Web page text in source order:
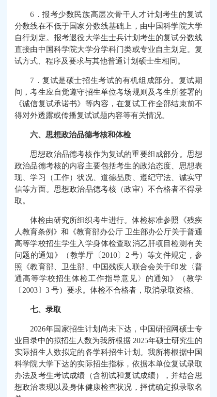
6 ．报考少数民族高层次骨干人才计划考生的复试
分数线在不低于国家分数线基础上，由中国科学院大学
自行划定。报考退役大学生士兵计划考生的复试分数线
直接由中国科学院大学分学科门类或专业自主划定。复
试方式、程序及要求与其他普通计划硕士生相同。
7 ．复试是硕士招生考试的有机组成部分。复试期
间，考生应自觉遵守招生单位考场规则及考生所签署的
《诚信复试承诺书》等内容，在复试工作全部结束前不
得对外透露或传播复试试题内容等有关情况。
六、思想政治品德考核和体检
思想政治品德考核作为复试的重要组成部分。思想
政治品德考核的内容主要包括考生的政治态度、思想表
现、学习（工作）状况、道德品质、遵纪守法、诚实守
信等方面。思想政治品德考核（政审）不合格者不得录
取。
体检由研究所组织考生进行。体检标准参照《残疾
人教育条例》和《教育部办公厅 卫生部办公厅关于普通
高等学校招生学生入学身体检查取消乙肝项目检测有关
问题的通知》（教学厅〔 2010〕 2号）等文件规定，参
照《教育部、卫生部、中国残疾人联合会关于印发〈普
通高等学校招生体检工作指导意见〉的通知》（教学
〔 2003〕 3 号）要求。体检不合格者，取消录取资格。
七、录取
2026年国家招生计划尚未下达，中国研招网硕士专
业目录中的拟招生人数为我所根据 2025年硕士研究生的
实际招生人数拟定的各学科招生计划。我所将根据中国
科学院大学下达的实际招生指标，依据本单位复试录取
办法及考生考试成绩（含初试和复试成绩），并结合思
想政治表现以及身体健康检查状况，择优确定拟录取名